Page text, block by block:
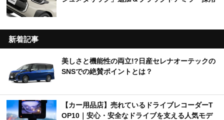
新着記事
美しさと機能性の両立!?日産セレナオーテックの
SNSでの絶賛ポイントとは？
【カー用品店】売れているドライブレコーダーT
OP10｜安心・安全なドライブを支える人気モデ